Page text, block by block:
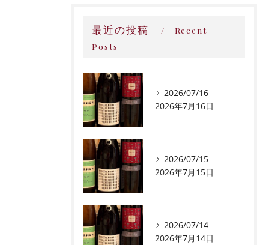
最近の投稿
Recent
Posts
2026/07/16
2026年7月16日
2026/07/15
2026年7月15日
2026/07/14
2026年7月14日